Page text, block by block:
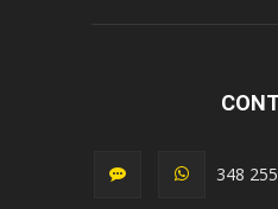
348